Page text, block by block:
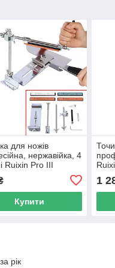
для ножів
нержавійка, 4
Ruixin Pro III
Купити
1
рік